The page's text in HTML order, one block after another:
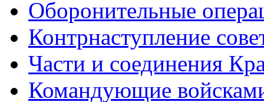
Оборонительные
Контрнаступление
Части и соединения
Командующие